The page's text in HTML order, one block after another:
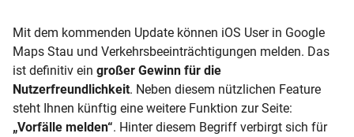
Mit dem kommenden Update können iOS User in Google
Maps Stau und Verkehrsbeeinträchtigungen melden. Das
ist definitiv ein großer Gewinn für die
Nutzerfreundlichkeit. Neben diesem nützlichen Feature
steht Ihnen künftig eine weitere Funktion zur Seite:
„Vorfälle melden“. Hinter diesem Begriff verbirgt sich für